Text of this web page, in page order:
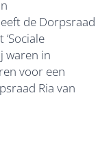
de Dorpsraad
waren in
voor een
Ria van